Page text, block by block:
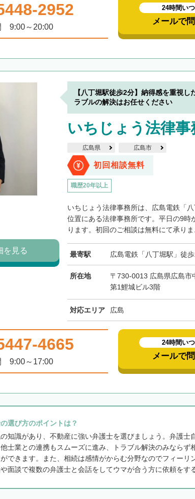
2952
9:00～20:00
24時間い
メールで
【八丁堀駅徒歩2分】納得感を重視し
ラブルの解決はお任せください
いちじょう法律事
広島県 広島市
初回相談無料
職歴20年以上
いちじょう法律事務所は、広島電鉄「
位置にある法律事務所です。平日の9時
ります。初回のご相談は無料にて承りま
最寄駅 広島電鉄「八丁堀駅」徒
所在地
〒730-0013 広島県広島市
第1鯉城ビル3階
対応エリア 広島
を見る
4665
9:00～17:00
24時間い
メールで
選び方のポイントは？
知識があり、不動産に強い弁護士を選びましょう。弁護士
士業との連携もスムーズに進み、トラブル解決のみならず
できます。また、相続は感情がからむ分野なのでフィーリ
面談で複数の弁護士と会話をしてウマが合う方に依頼をす